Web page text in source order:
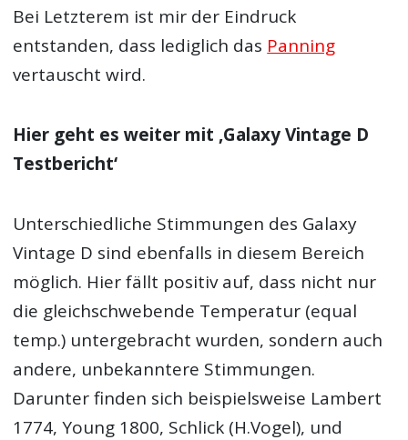
Bei Letzterem ist mir der Eindruck
entstanden, dass lediglich das Panning
vertauscht wird.
Hier geht es weiter mit ‚Galaxy Vintage D
Testbericht‘
Unterschiedliche Stimmungen des Galaxy
Vintage D sind ebenfalls in diesem Bereich
möglich. Hier fällt positiv auf, dass nicht nur
die gleichschwebende Temperatur (equal
temp.) untergebracht wurden, sondern auch
andere, unbekanntere Stimmungen.
Darunter finden sich beispielsweise Lambert
1774, Young 1800, Schlick (H.Vogel), und